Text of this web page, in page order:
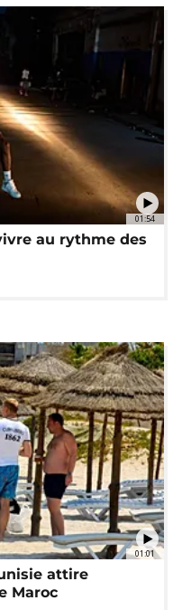
01:54
au rythme des
01:01
attire
Maroc